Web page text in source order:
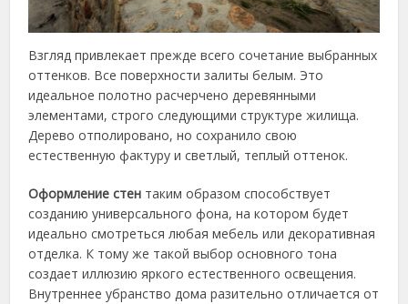
Взгляд привлекает прежде всего сочетание выбранных
оттенков. Все поверхности залиты белым. Это
идеальное полотно расчерчено деревянными
элементами, строго следующими структуре жилища.
Дерево отполировано, но сохранило свою
естественную фактуру и светлый, теплый оттенок.
Оформление стен таким образом способствует
созданию универсального фона, на котором будет
идеально смотреться любая мебель или декоративная
отделка. К тому же такой выбор основного тона
создает иллюзию яркого естественного освещения.
Внутреннее убранство дома разительно отличается от